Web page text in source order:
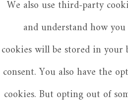
We also use third-party
and understand how
cookies will be stored in
consent. You also have the
cookies. But opting out of